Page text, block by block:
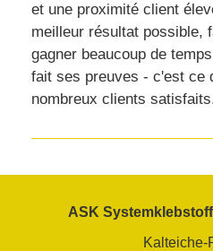
et une proximité client
meilleur résultat possible,
gagner beaucoup de
fait ses preuves - c'est ce
nombreux clients
ASK
Kalteiche-